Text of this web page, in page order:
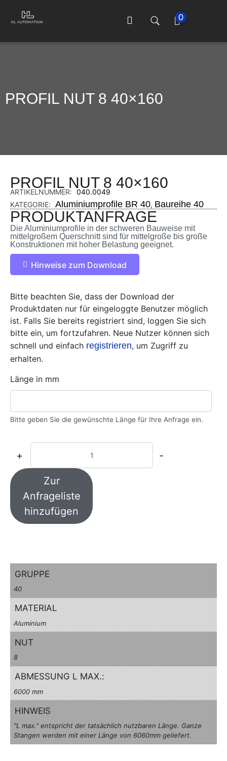
0
PROFIL NUT 8 40×160
PROFIL NUT 8 40×160
ARTIKELNUMMER: 040.0049
KATEGORIE: Aluminiumprofile BR 40, Baureihe 40
PRODUKTANFRAGE
Die Aluminiumprofile in der schweren Bauweise mit
mittelgroßem Querschnitt sind für mittelgroße bis große
Konstruktionen mit hoher Belastung geeignet.
Hinweise zum Download
Bitte beachten Sie, dass der Download der
Produktdaten nur für eingeloggte Benutzer möglich
ist. Falls Sie bereits registriert sind, loggen Sie sich
bitte ein, um fortzufahren. Neue Nutzer können sich
schnell und einfach registrieren, um Zugriff zu
erhalten.
Länge in mm
Bitte geben Sie die gewünschte Länge für Ihre Anfrage ein.
+ -
Zur
Anfrageliste
hinzufügen
GRUPPE
40
MATERIAL
Aluminium
NUT
8
ABMESSUNG L MAX.:
6000 mm
HINWEIS
"L max." entspricht der tatsächlich nutzbaren Länge. Ganze
Stangen werden mit einer Länge von 6060mm geliefert.